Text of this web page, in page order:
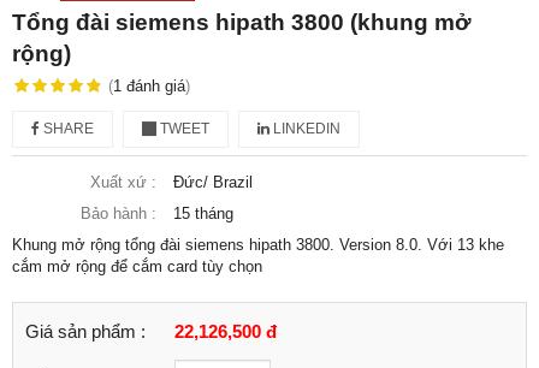
Tổng đài siemens hipath 3800 (khung mở
rộng)
(1 đánh giá)
SHARE TWEET LINKEDIN
Xuất xứ :
Đức/ Brazil
Bảo hành :
15 tháng
Khung mở rộng tổng đài siemens hipath 3800. Version 8.0. Với 13 khe
cắm mở rộng để cắm card tùy chọn
Giá sản phẩm : 22,126,500 đ